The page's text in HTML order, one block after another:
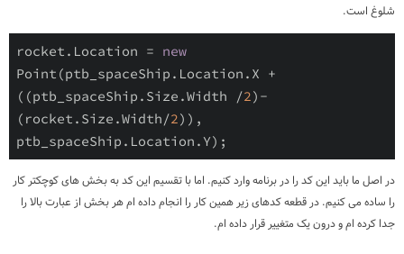
شلوغ است.
rocket.Location = new
Point(ptb_spaceShip.Location.X +
((ptb_spaceShip.Size.Width /2)-
(rocket.Size.Width/2)),
ptb_spaceShip.Location.Y);
در اصل ما باید این کد را در برنامه وارد کنیم. اما با تقسیم این کد به بخش های کوچکتر کار
را ساده می کنیم. در قطعه کدهای زیر همین کار را انجام داده ام هر بخش از عبارت بالا را
جدا کرده ام و درون یک متغییر قرار داده ام.